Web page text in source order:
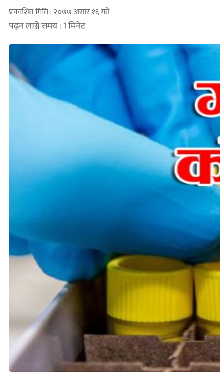
प्रकाशित मिति : २०७७ असार १६ गते
पढ्न लाग्ने समय : 1 मिनेट